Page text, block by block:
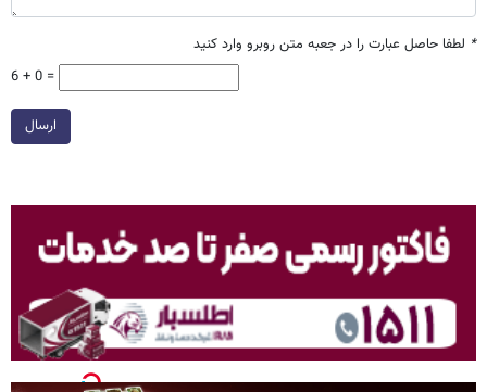
* لطفا حاصل عبارت را در جعبه متن روبرو وارد کنید
6 + 0 =
ارسال